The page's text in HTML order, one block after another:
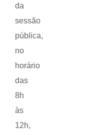
da
sessão
pública,
no
horário
das
8h
às
12h,